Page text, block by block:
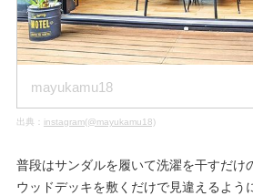
mayukamu18
出典： instagram(@mayukamu18)
普段はサンダルを履いて洗濯を干すだけ
ウッドデッキを敷くだけで見違えるよう